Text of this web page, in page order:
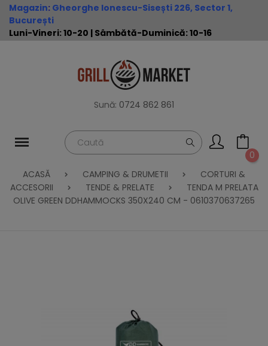
Magazin: Gheorghe Ionescu-Sisești 226, Sector 1,
București
Luni-Vineri: 10-20 | Sâmbătă-Duminică: 10-16
Sună: 0724 862 861
0
ACASĂ
CAMPING & DRUMETII
CORTURI &
ACCESORII
TENDE & PRELATE
TENDA M PRELATA
OLIVE GREEN DDHAMMOCKS 350X240 CM - 0610370637265